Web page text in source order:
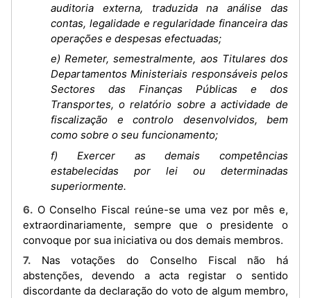
auditoria externa, traduzida na análise das
contas, legalidade e regularidade financeira das
operações e despesas efectuadas;
e) Remeter, semestralmente, aos Titulares dos
Departamentos Ministeriais responsáveis pelos
Sectores das Finanças Públicas e dos
Transportes, o relatório sobre a actividade de
fiscalização e controlo desenvolvidos, bem
como sobre o seu funcionamento;
f) Exercer as demais competências
estabelecidas por lei ou determinadas
superiormente.
6. O Conselho Fiscal reúne-se uma vez por mês e,
extraordinariamente, sempre que o presidente o
convoque por sua iniciativa ou dos demais membros.
7. Nas votações do Conselho Fiscal não há
abstenções, devendo a acta registar o sentido
discordante da declaração do voto de algum membro,